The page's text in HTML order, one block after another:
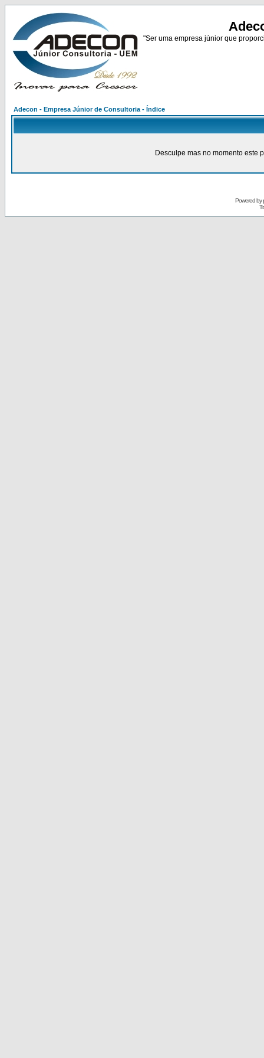
"Ser uma empresa júnior que
Adecon - Empresa Júnior de Consultoria - Índice
Desculpe mas no momento este
Powered by